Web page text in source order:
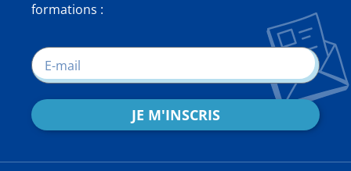
formations :
JE M'INSCRIS